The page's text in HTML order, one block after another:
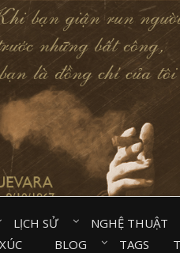
LỊCH SỬ⠀ NGHỆ THUẬT⠀
BLOG⠀ TAGS